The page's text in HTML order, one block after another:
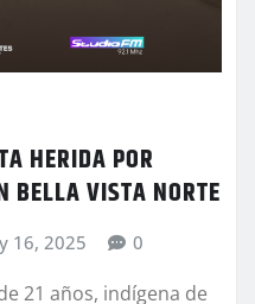
HERIDA POR
BELLA VISTA NORTE
16, 2025 0
21 años, indígena de